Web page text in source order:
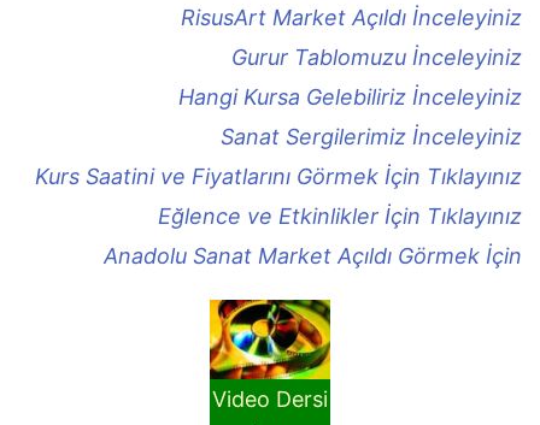
RisusArt Market Açıldı İnceleyiniz
Gurur Tablomuzu İnceleyiniz
Hangi Kursa Gelebiliriz İnceleyiniz
Sanat Sergilerimiz İnceleyiniz
Kurs Saatini ve Fiyatlarını Görmek İçin Tıklayınız
Eğlence ve Etkinlikler İçin Tıklayınız
Anadolu Sanat Market Açıldı Görmek İçin
Video Dersi